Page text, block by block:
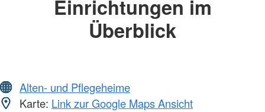
Einrichtungen im
Überblick
Alten- und Pflegeheime
Karte: Link zur Google Maps Ansicht